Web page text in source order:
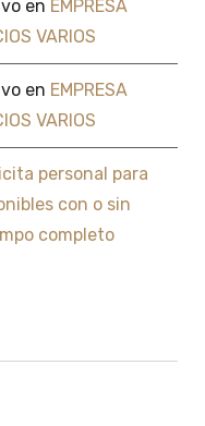
en EMPRESA
VARIOS
en EMPRESA
VARIOS
personal para
con o sin
completo